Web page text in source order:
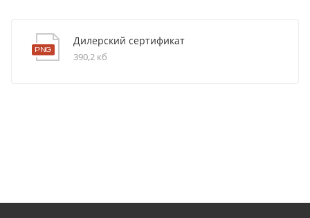
Дилерский сертификат
390,2 кб